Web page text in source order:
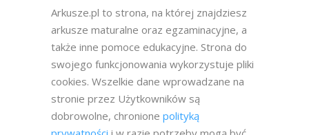
Arkusze.pl to strona, na której znajdziesz
arkusze maturalne oraz egzaminacyjne, a
także inne pomoce edukacyjne. Strona do
swojego funkcjonowania wykorzystuje pliki
cookies. Wszelkie dane wprowadzane na
stronie przez Użytkowników są
dobrowolne, chronione polityką